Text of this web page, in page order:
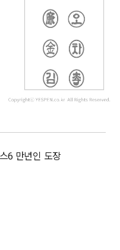
6 만년인 도장